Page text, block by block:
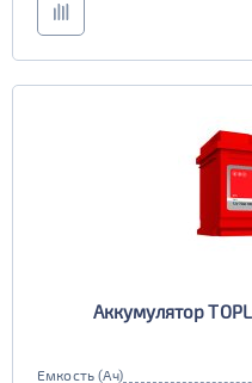
Аккумулятор
Емкость (Ач)